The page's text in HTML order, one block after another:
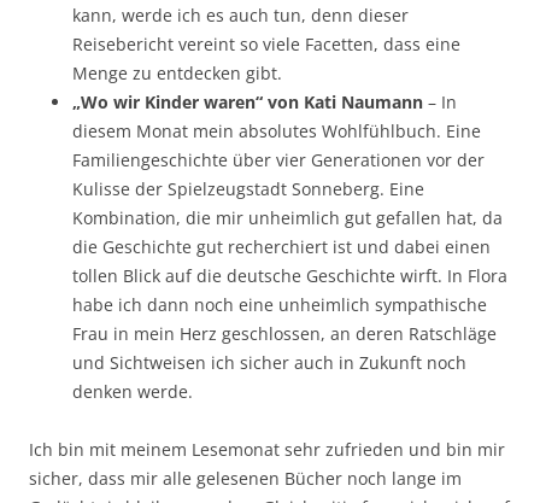
kann, werde ich es auch tun, denn dieser
Reisebericht vereint so viele Facetten, dass eine
Menge zu entdecken gibt.
„Wo wir Kinder waren“ von Kati Naumann – In
diesem Monat mein absolutes Wohlfühlbuch. Eine
Familiengeschichte über vier Generationen vor der
Kulisse der Spielzeugstadt Sonneberg. Eine
Kombination, die mir unheimlich gut gefallen hat, da
die Geschichte gut recherchiert ist und dabei einen
tollen Blick auf die deutsche Geschichte wirft. In Flora
habe ich dann noch eine unheimlich sympathische
Frau in mein Herz geschlossen, an deren Ratschläge
und Sichtweisen ich sicher auch in Zukunft noch
denken werde.
Ich bin mit meinem Lesemonat sehr zufrieden und bin mir
sicher, dass mir alle gelesenen Bücher noch lange im